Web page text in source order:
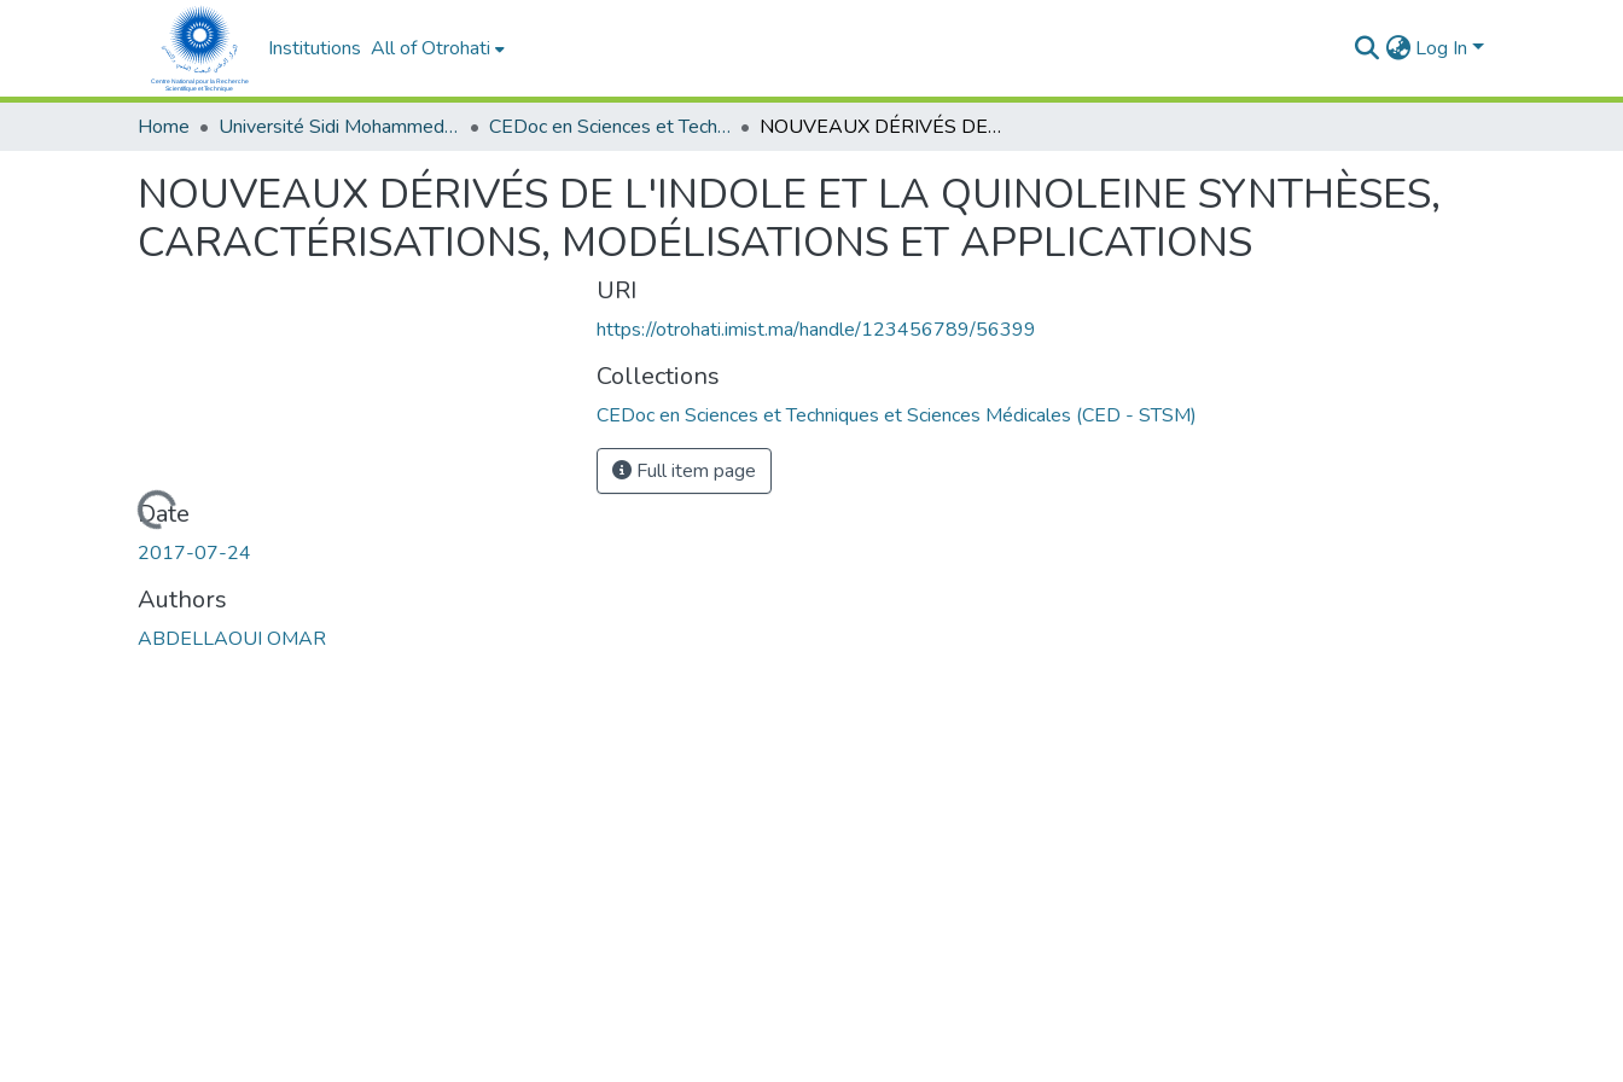
Institutions All of Otrohati Log In
Home Université Sidi Mohammed Ben Abdellah - Fès CEDoc en Sciences et Techniques et Sciences Médicales (CED - STSM) NOUVEAUX DÉRIVÉS DE L'INDOLE ET LA QUINOLEINE SYNTHÈSES, CARACTÉRISATIONS, MODÉLISATIONS ET APPLICATIONS
NOUVEAUX DÉRIVÉS DE L'INDOLE ET LA QUINOLEINE SYNTHÈSES,
CARACTÉRISATIONS, MODÉLISATIONS ET APPLICATIONS
Loading...
Date
2017-07-24
Authors
ABDELLAOUI OMAR
URI
https://otrohati.imist.ma/handle/123456789/56399
Collections
CEDoc en Sciences et Techniques et Sciences Médicales (CED - STSM)
Full item page